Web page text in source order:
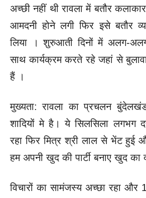
अच्छी नहीं थी रावला में बतौर
आमदनी होने लगी फिर इसे बतौर
लिया । शुरुआती दिनों में अलग-अलग
साथ कार्यक्रम करते रहे जहां से
हैं ।
मुख्यता: रावला का प्रचलन
शादियों मे है। ये सिलसिला लगभग
रहा फिर मित्र श्री लाल से भेंट हुई
हम अपनी खुद की पार्टी बनाए खुद का
विचारों का सामंजस्य अच्छा रहा और